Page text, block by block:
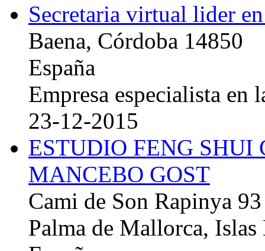
Secretaria virtual lider
Baena, Córdoba 14850
España
Empresa especialista en
23-12-2015
ESTUDIO FENG
MANCEBO GOST
Cami de Son Rapinya 93
Palma de Mallorca, Islas